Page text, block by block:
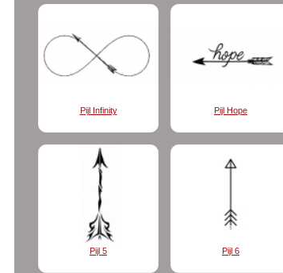
Pijl Infinity Pijl Hope
Pijl 5 Pijl 6